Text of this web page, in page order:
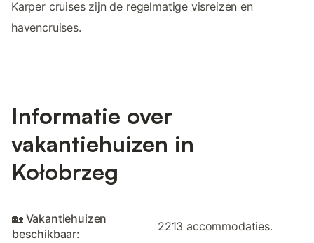
Karper cruises zijn de regelmatige visreizen en
havencruises.
Informatie over
vakantiehuizen in
Kołobrzeg
🏡 Vakantiehuizen
beschikbaar:
2213 accommodaties.